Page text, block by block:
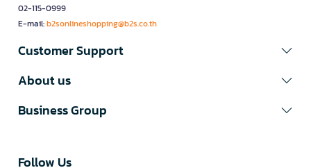
02-115-0999
E-mail:b2sonlineshopping@b2s.co.th
Customer Support
About us
Business Group
Follow Us​